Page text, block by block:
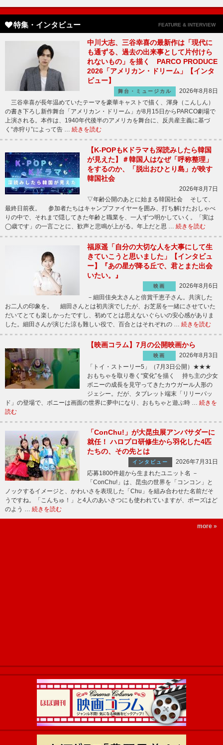
特集・インタビュー FEATURE & INTERVIEW
中川大志、三谷幸喜の最新作は「現代に
も通ずる、過去の出来事として片付けら
れないもの」を描く PARCO PRODUCE
2026「アメリカン・ドリーム」【インタ
ビュー】
舞台・ミュージカル
2026年8月8日
三谷幸喜が長年温めていたテーマを豪華キャストで描く、渾身（こんしん）
の書き下ろし新作舞台「アメリカン・ドリーム」が8月15日からPARCO劇場で
上演される。本作は、1940年代後半のアメリカを舞台に、反共産主義に基づ
く“赤狩り”によって告 … 続きを読む
【K-POPもKドラマも深読みしたら韓国
が見えた】＃韓国人はなぜ「呼称整理」
をするのか、「脱出おひとり島」が映す
韓国社会
2026年8月7日
▽年齢公開のあとに始まる韓国社会 そして、
最終日前夜。 参加者たちはキャンプファイヤーを囲み、打ち解けたおしゃべ
りの中で、それまで隠してきた年齢と職業を、一人ずつ明かしていく。「実は
◯歳です」の一言ごとに、歓声と悲鳴が上がる。年上だと思 … 続きを読む
福原遥「自分の大切な人を大事にして生
きていこうと思いました」【インタビュ
ー】『あの星が降る丘で、君とまた出会
いたい。』
映画
2026年8月6日
－細田佳央太さんと倍賞千恵子さん。共演した
お二人の印象を。 細田さんとは初共演でしたが、お芝居を一緒にさせていた
だいてとても楽しかったですし、初めてとは思えないぐらいの安心感がありま
した。細田さんが演じた涼も難しい役で、百合とはそれぞれの … 続きを読む
【映画コラム】7月の公開映画から
映画
2026年8月3日
「トイ・ストーリー5」（7月3日公開）★★★
おもちゃを取り巻く“変化”を描く 持ち主の少女
ボニーの成長を見守ってきたカウガール人形の
ジェシー。だが、タブレット端末「リリーパッ
ド」の登場で、ボニーは画面の世界に夢中になり、おもちゃと遊ぶ時 … 続きを
読む
「ConChu!」が大昆虫展アンバサダーに
就任！ ハロプロ研修生から羽化した4匹
たちの、その先とは
インタビュー
2026年7月31日
応募1800件超から生まれたユニット名 －
「ConChu!」は、昆虫の世界を「コンコン」と
ノックするイメージと、かわいさを表現した「Chu」を組み合わせた名前だそ
うですね。「こんちゅ！」と4人のあいさつにも使われていますが、ポーズはど
のよう … 続きを読む
more »